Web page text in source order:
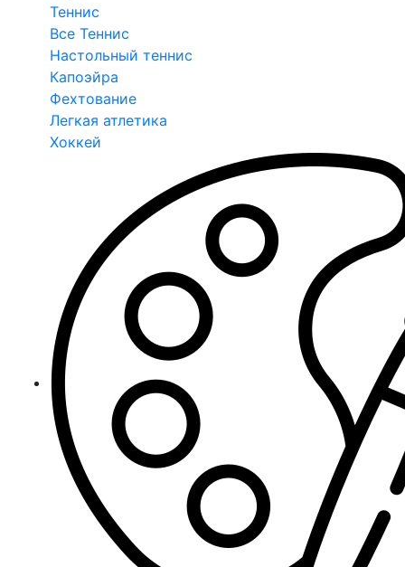
Теннис
Все Теннис
Настольный теннис
Капоэйра
Фехтование
Легкая атлетика
Хоккей